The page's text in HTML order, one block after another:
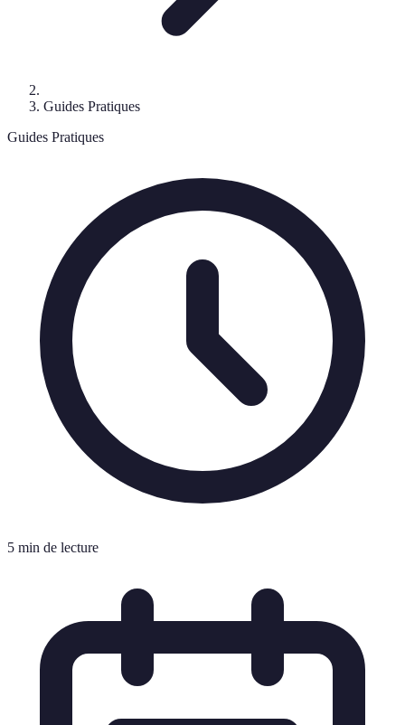
Guides Pratiques
Guides Pratiques
5 min de lecture